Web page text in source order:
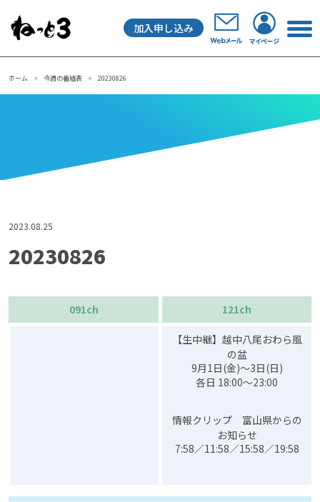
メインナビゲーション
加入申し込み
ホーム 今週の番組表 20230826
2023.08.25
20230826
091ch 121ch
【生中継】越中八尾おわら風
の盆
9月1日(金)～3日(日)
各日 18:00～23:00
情報クリップ 富山県からの
お知らせ
7:58／11:58／15:58／19:58